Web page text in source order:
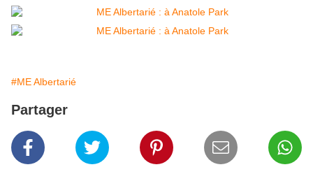
#ME Albertarié
Partager